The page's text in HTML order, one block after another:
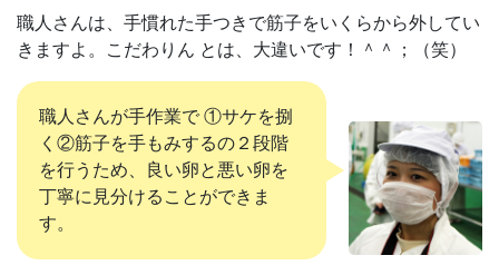
職人さんは、手慣れた手つきで筋子をいくらから外してい
きますよ。こだわりん とは、大違いです！＾＾；（笑）
職人さんが手作業で ①サケを捌
く②筋子を手もみするの２段階
を行うため、良い卵と悪い卵を
丁寧に見分けることができま
す。